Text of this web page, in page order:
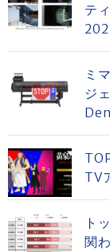
テ
ミ
ジ
TV
ト
関